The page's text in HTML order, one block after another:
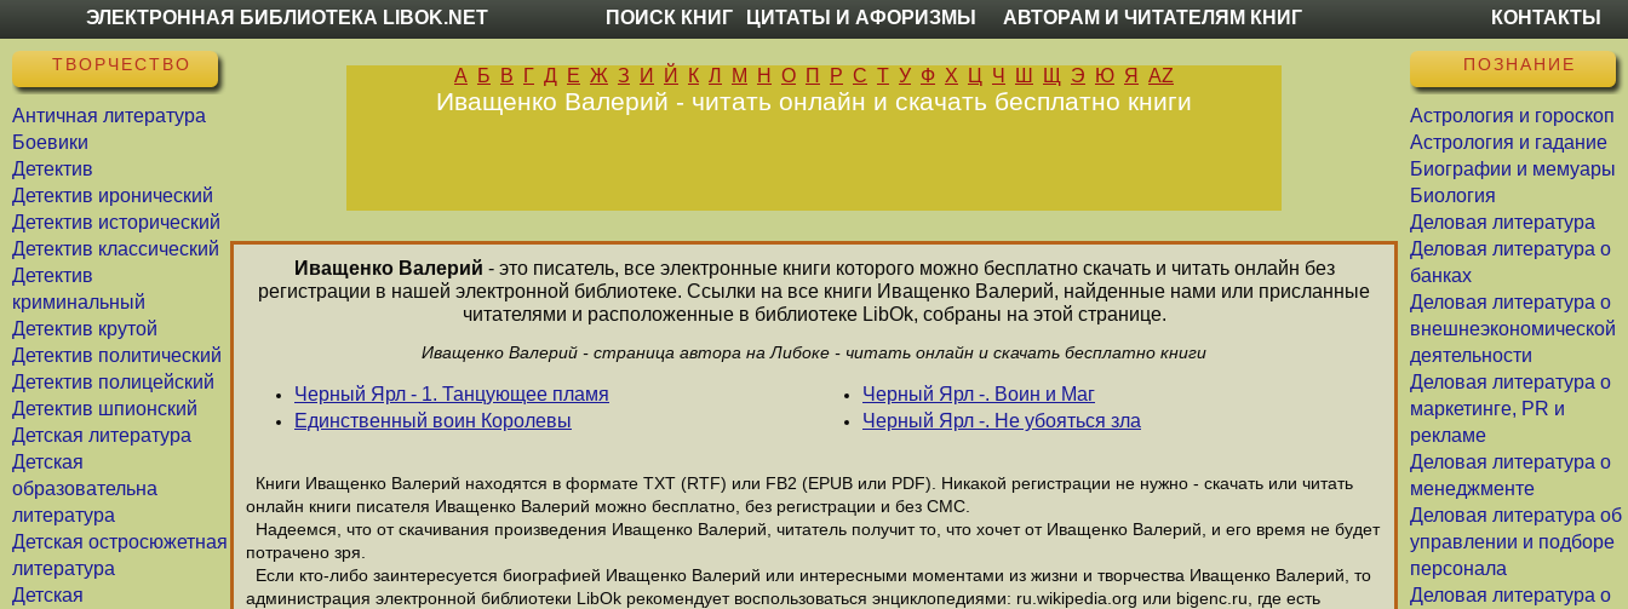
ЭЛЕКТРОННАЯ БИБЛИОТЕКА LIBOK.NET ПОИСК КНИГ ЦИТАТЫ И АФОРИЗМЫ АВТОРАМ И ЧИТАТЕЛЯМ КНИГ КОНТАКТЫ
ТВОРЧЕСТВО
Античная литература
Боевики
Детектив
Детектив иронический
Детектив исторический
Детектив классический
Детектив
криминальный
Детектив крутой
Детектив политический
Детектив полицейский
Детектив шпионский
Детская литература
Детская
образовательна
литература
Детская остросюжетная
литература
Детская
ПОЗНАНИЕ
Астрология и гороскоп
Астрология и гадание
Биографии и мемуары
Биология
Деловая литература
Деловая литература о
банках
Деловая литература о
внешнеэкономической
деятельности
Деловая литература о
маркетинге, PR и
рекламе
Деловая литература о
менеджменте
Деловая литература об
управлении и подборе
персонала
Деловая литература о
А Б В Г Д Е Ж З И Й К Л М Н О П Р С Т У Ф Х Ц Ч Ш Щ Э Ю Я AZ
Иващенко Валерий - читать онлайн и скачать бесплатно книги
Иващенко Валерий - это писатель, все электронные книги которого можно бесплатно скачать и читать онлайн без
регистрации в нашей электронной библиотеке. Ссылки на все книги Иващенко Валерий, найденные нами или присланные
читателями и расположенные в библиотеке LibOk, собраны на этой странице.
Иващенко Валерий - страница автора на Либоке - читать онлайн и скачать бесплатно книги
Черный Ярл - 1. Танцующее пламя
Единственный воин Королевы
Черный Ярл -. Воин и Маг
Черный Ярл -. Не убояться зла
Книги Иващенко Валерий находятся в формате ТХТ (RTF) или FB2 (EPUB или PDF). Никакой регистрации не нужно - скачать или читать
онлайн книги писателя Иващенко Валерий можно бесплатно, без регистрации и без СМС.
Надеемся, что от скачивания произведения Иващенко Валерий, читатель получит то, что хочет от Иващенко Валерий, и его время не будет
потрачено зря.
Если кто-либо заинтересуется биографией Иващенко Валерий или интересными моментами из жизни и творчества Иващенко Валерий, то
администрация электронной библиотеки LibOk рекомендует воспользоваться энциклопедиями: ru.wikipedia.org или bigenc.ru, где есть